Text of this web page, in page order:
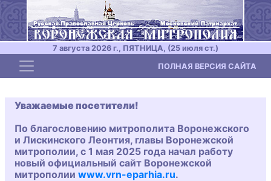
7 августа 2026 г., ПЯТНИЦА, (25 июля ст.)
Toggle navigation ПОЛНАЯ ВЕРСИЯ САЙТА
Уважаемые посетители!
По благословению митрополита Воронежского
и Лискинского Леонтия, главы Воронежской
митрополии, с 1 мая 2025 года начал работу
новый официальный сайт Воронежской
митрополии www.vrn-eparhia.ru.